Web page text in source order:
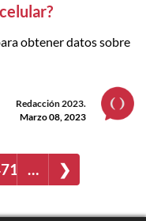
obtener datos sobre
Redacción 2023.
Marzo 08, 2023
… ❯